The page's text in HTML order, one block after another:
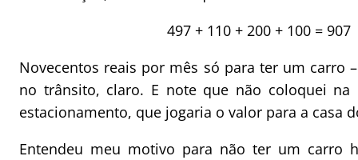
497 + 110 + 200 + 100 = 907
Novecentos reais por mês só para ter um carro
no trânsito, claro. E note que não coloquei
estacionamento, que jogaria o valor para a casa
Entendeu meu motivo para não ter um carro